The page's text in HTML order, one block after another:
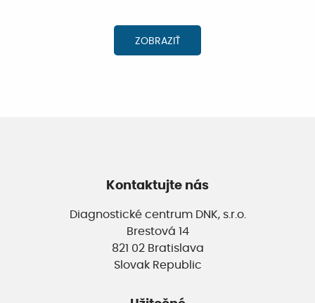
ZOBRAZIŤ
Kontaktujte nás
Diagnostické centrum DNK, s.r.o.
Brestová 14
821 02 Bratislava
Slovak Republic